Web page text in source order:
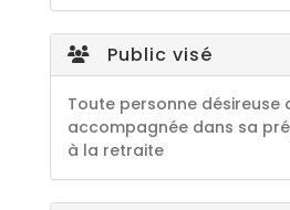
Public visé
Toute personne désireuse
accompagnée dans sa
à la retraite